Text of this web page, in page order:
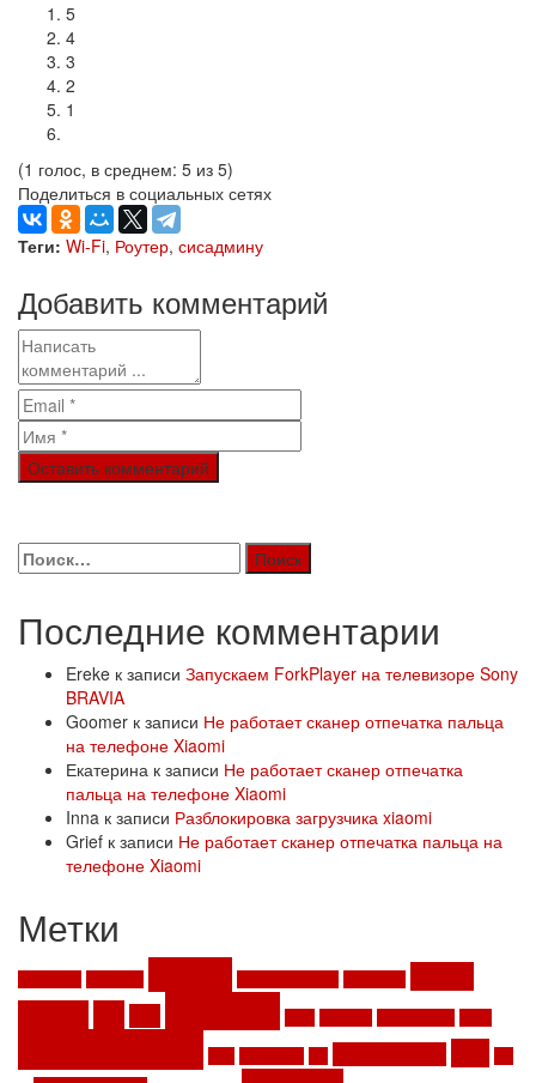
5
4
3
2
1
(1 голос, в среднем: 5 из 5)
Поделиться в социальных сетях
Теги: Wi-Fi, Роутер, сисадмину
Добавить комментарий
Найти:
Последние комментарии
Ereke к записи Запускаем ForkPlayer на телевизоре Sony
BRAVIA
Goomer к записи Не работает сканер отпечатка пальца
на телефоне Xiaomi
Екатерина к записи Не работает сканер отпечатка
пальца на телефоне Xiaomi
Inna к записи Разблокировка загрузчика xiaomi
Grief к записи Не работает сканер отпечатка пальца на
телефоне Xiaomi
Метки